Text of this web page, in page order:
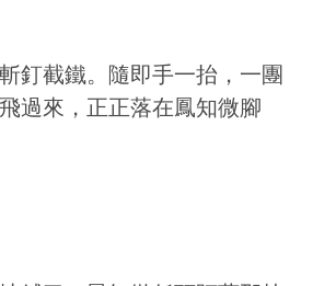
釘截鐵。隨即手一抬，一團
過來，正正落在鳳知微腳